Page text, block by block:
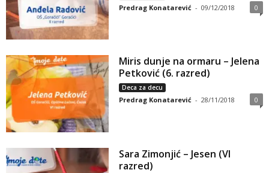
Predrag Konatarević - 09/12/2018 0
Miris dunje na ormaru – Jelena
Petković (6. razred)
Deca za decu
Predrag Konatarević - 28/11/2018 0
Sara Zimonjić – Jesen (VI
razred)